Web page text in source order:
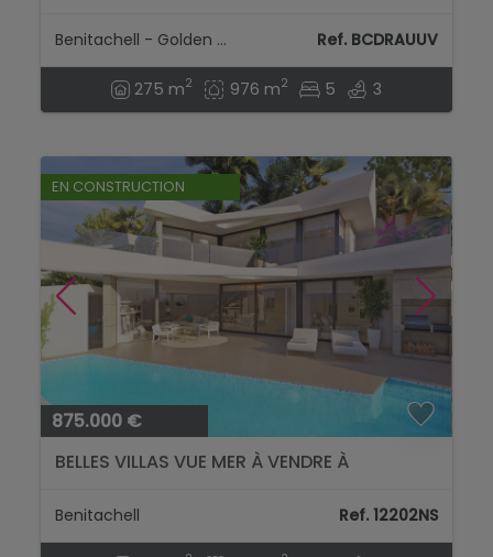
Benitachell - Golden Valley Ref. BCDRAUUV
275 m2 976 m2 5 3
EN CONSTRUCTION
875.000 €
BELLES VILLAS VUE MER À VENDRE À
Benitachell Ref. 12202NS